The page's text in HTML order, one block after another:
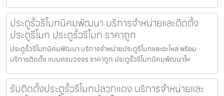
ประตูรั้วรีโมทนิคมพัฒนา บริการจำหน่ายและติดตั้ง
ประตูรีโมท ประตูรั้วรีโมท ราคาถูก
ประตูรั้วรีโมทนิคมพัฒนา บริการจำหน่ายประตูรีโมทและอะไหล่ พร้อม
บริการติดตั้ง แบบครบวงจร ราคาถูก ประตูรั้วรีโมทนิคมพัฒนาให
รับติดตั้งประตูรั้วรีโมทปลวกแดง บริการจำหน่ายและ